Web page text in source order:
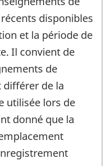
disponibles
et la période de
Il convient de
de
différer de la
utilisée lors de
donné que la